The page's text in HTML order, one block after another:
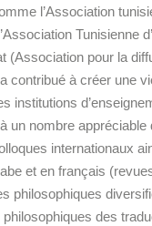
l’Association
Tunisienne
(Association pour la
contribué à créer une
institutions
un nombre appréciable
internationaux
et en français
philosophiques
des